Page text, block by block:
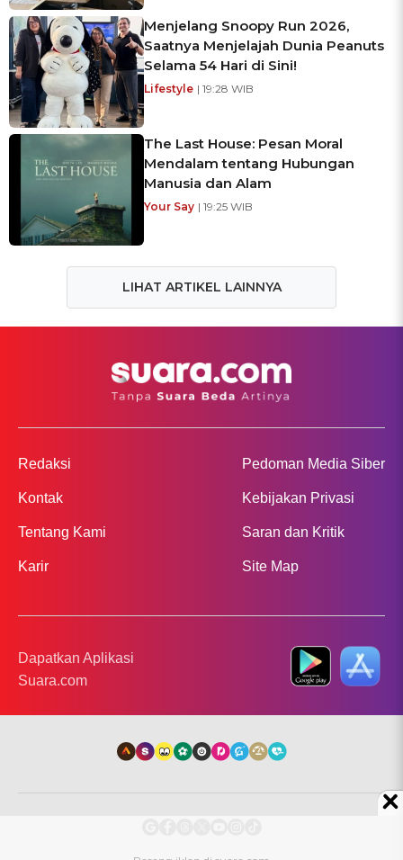
Menjelang Snoopy Run 2026,
Saatnya Menjelajah Dunia Peanuts
Selama 54 Hari di Sini!
Lifestyle | 19:28 WIB
The Last House: Pesan Moral
Mendalam tentang Hubungan
Manusia dan Alam
Your Say | 19:25 WIB
LIHAT ARTIKEL LAINNYA
Redaksi
Kontak
Tentang Kami
Karir
Pedoman Media Siber
Kebijakan Privasi
Saran dan Kritik
Site Map
Dapatkan Aplikasi
Suara.com